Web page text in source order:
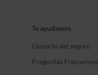
Te ayudamos
Glosario del seguro
Preguntas Frecuentes